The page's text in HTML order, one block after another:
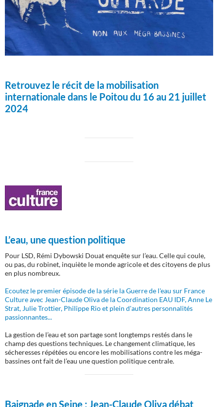
Retrouvez le récit de la mobilisation
internationale dans le Poitou du 16 au 21 juillet
2024
L’eau, une question politique
Pour LSD, Rémi Dybowski Douat enquête sur l’eau. Celle qui coule,
ou pas, du robinet, inquiète le monde agricole et des citoyens de plus
en plus nombreux.
Ecoutez le premier épisode de la série la Guerre de l'eau sur France
Culture avec Jean-Claude Oliva de la Coordination EAU IDF, Anne Le
Strat, Julie Trottier, Philippe Rio et plein d'autres personnalités
passionnantes...
La gestion de l’eau et son partage sont longtemps restés dans le
champ des questions techniques. Le changement climatique, les
sécheresses répétées ou encore les mobilisations contre les méga-
bassines ont fait de l’eau une question politique centrale.
Baignade en Seine :Jean-Claude Oliva débat